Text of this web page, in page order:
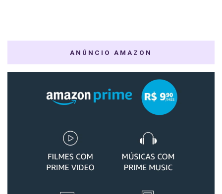
ANÚNCIO AMAZON